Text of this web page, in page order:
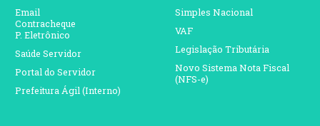
Email
Contracheque
P. Eletrônico
Saúde Servidor
Portal do Servidor
Prefeitura Ágil (Interno)
Simples Nacional
VAF
Legislação Tributária
Novo Sistema Nota Fiscal
(NFS-e)